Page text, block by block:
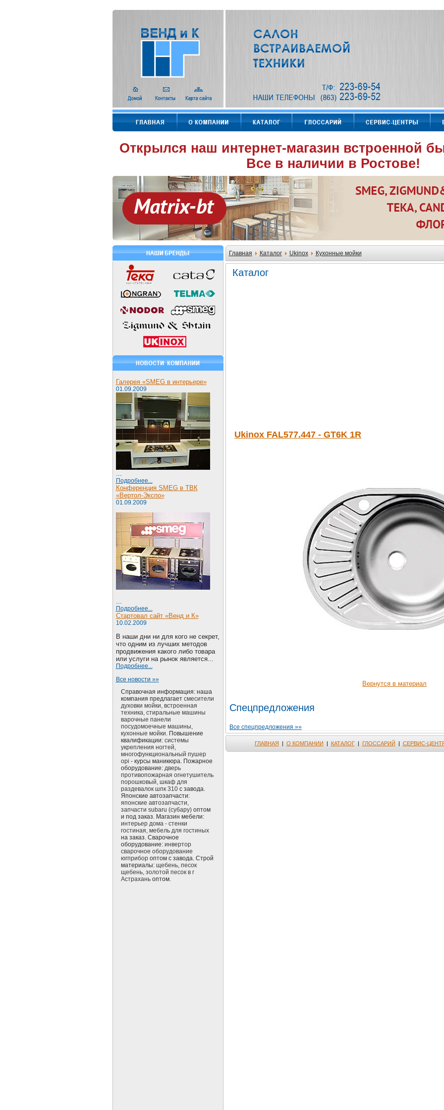
Открылся наш интернет-магазин встроенной
Все в наличии в Ростове!
Главная Каталог Ukinox Кухонные мойки
Галерея «SMEG в интерьере»
01.09.2009
...
Подробнее...
Конференция SMEG в ТВК
«Вертол-Экспо»
01.09.2009
...
Подробнее...
Стартовал сайт «Венд и К»
10.02.2009
В наши дни ни для кого не секрет,
что одним из лучших методов
продвижения какого либо товара
или услуги на рынок является...
Подробнее...
Все новости »»
Справочная информация: наша
компания предлагает смесители
духовки мойки, встроенная
техника, стиральные машины
варочные панели
посудомоечные машины,
кухонные мойки.Повышение
квалификации: системы
укрепления ногтей,
многофункциональный пушер
opi - курсы маникюра. Пожарное
оборудование: дверь
противопожарная огнетушитель
порошковый, шкаф для
раздевалок шпк 310с завода.
Японские автозапчасти:
японские автозапчасти,
запчасти subaru (субару)оптом
и под заказ. Магазин мебели:
интерьер дома - стенки
гостиная, мебель для гостиных
на заказ. Сварочное
оборудование: инвертор
сварочное оборудование
югприбороптом с завода. Строй
материалы: щебень, песок
щебень, золотой песок в г
Астраханьоптом.
Каталог
Ukinox FAL577.447 - GT6K 1R
Вернутся в материал
Спецпредложения
Все спецпредложения »»
ГЛАВНАЯ | О КОМПАНИИ | КАТАЛОГ| ГЛОССАРИЙ | СЕРВИС-